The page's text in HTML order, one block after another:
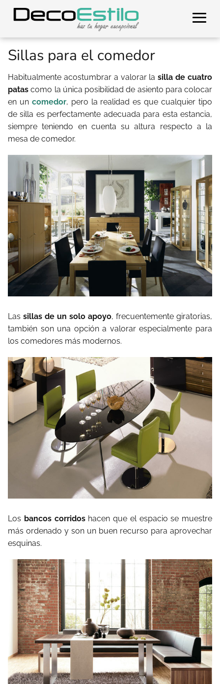
Sillas para el comedor
Habitualmente acostumbrar a valorar lasilla de cuatro
patas como la única posibilidad de asiento para colocar
en un comedor, pero la realidad es que cualquier tipo
de silla es perfectamente adecuada para esta estancia,
siempre teniendo en cuenta su altura respecto a la
mesa de comedor.
Las sillas de un solo apoyo, frecuentemente giratorias,
también son una opción a valorar especialmente para
los comedores más modernos.
Los bancos corridoshacen que el espacio se muestre
más ordenado y son un buen recurso para aprovechar
esquinas.